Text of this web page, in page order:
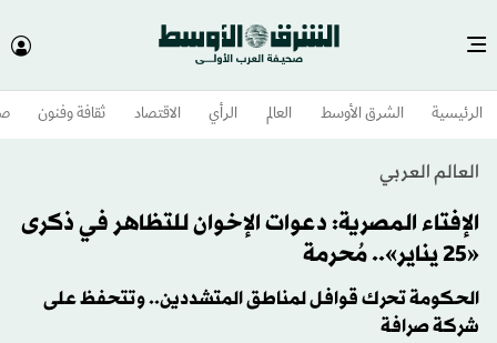
الرئيسية الشرق الأوسط​ العالم الرأي الاقتصاد ثقافة وفنون
العالم العربي
الإفتاء المصرية: دعوات الإخوان للتظاهر في ذكرى
«25 يناير».. مُحرمة
الحكومة تحرك قوافل لمناطق المتشددين.. وتتحفظ على
شركة صرافة